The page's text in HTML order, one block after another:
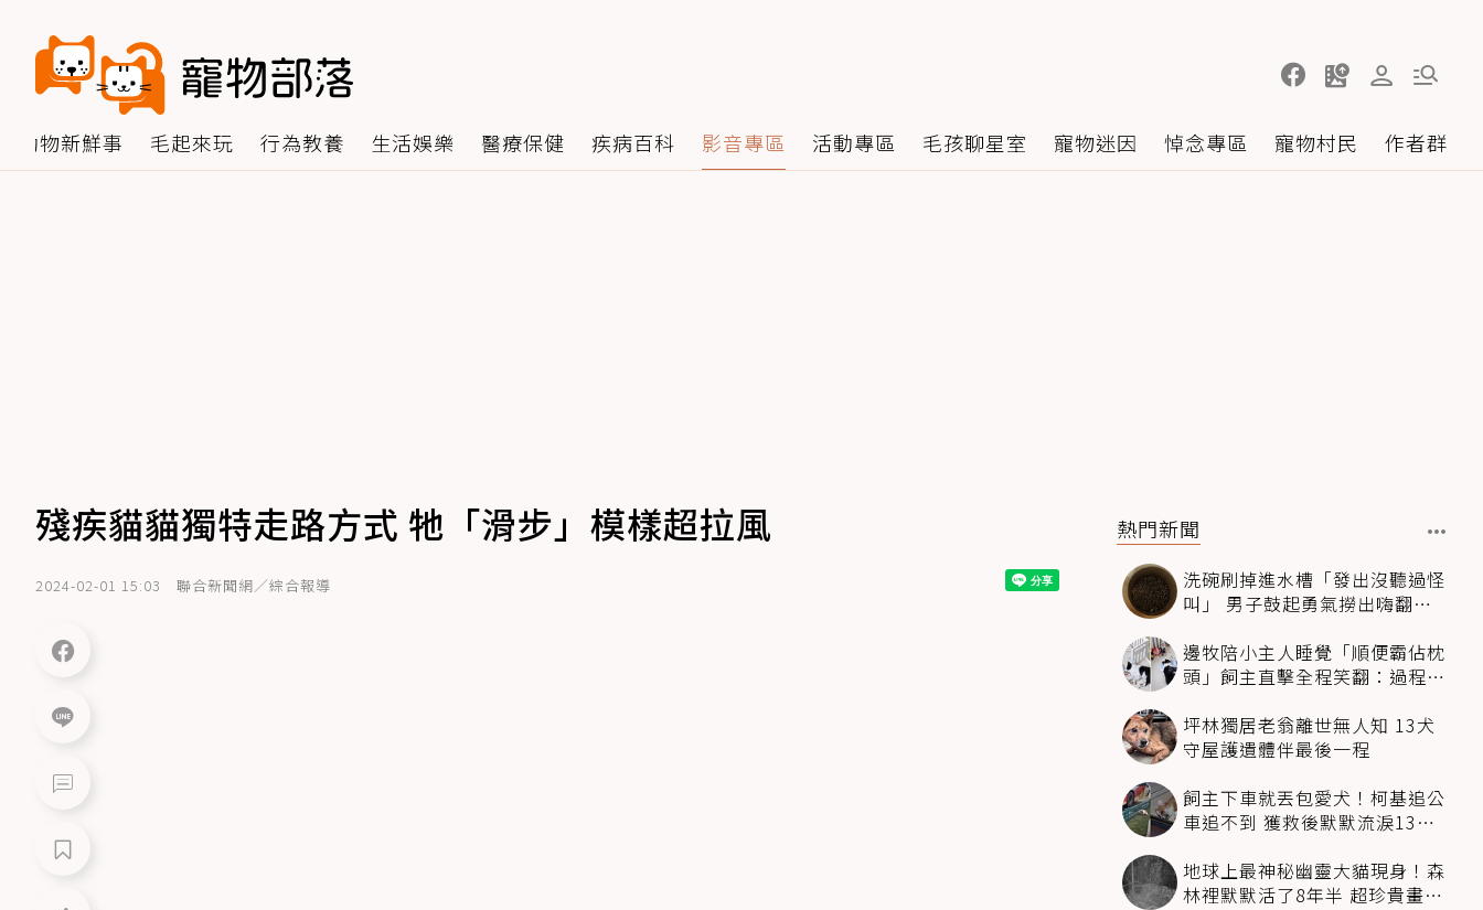
動物新鮮事 毛起來玩 行為教養 生活娛樂 醫療保健 疾病百科 影音專區 活動專區 毛孩聊星室 寵物迷因 悼念專區 寵物村民 作者群
殘疾貓貓獨特走路方式 牠「滑步」模樣超拉風
2024-02-01 15:03 聯合新聞網／綜合報導
熱門新聞
洗碗刷掉進水槽「發出沒聽過怪
叫」 男子鼓起勇氣撈出嗨翻：
邊牧陪小主人睡覺「順便霸佔枕
頭」飼主直擊全程笑翻：過程絲
坪林獨居老翁離世無人知 13犬
守屋護遺體伴最後一程
飼主下車就丟包愛犬！柯基追公
車追不到 獲救後默默流淚13萬
地球上最神秘幽靈大貓現身！森
林裡默默活了8年半 超珍貴畫面